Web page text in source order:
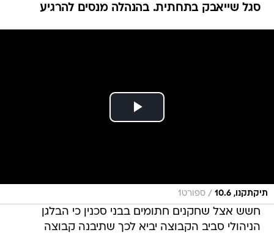
סגל שייאבק בתחתית. בהנהלה מנסים להרגיע
תיקתקנו, 10.6 / ספורט1
חשש אצל שחקנים חתומים בבני סכנין כי הבלגן
הניהולי סביב הקבוצה יביא לכך שתיבנה קבוצה